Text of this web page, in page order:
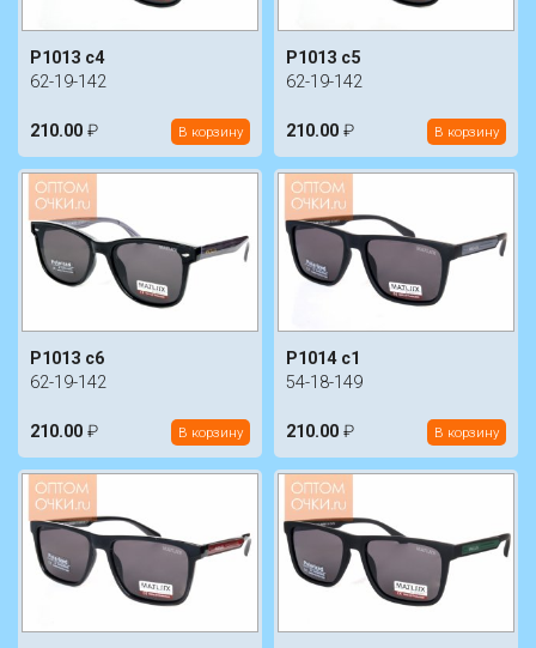
P1013 c4
62-19-142
210.00 ₽ В корзину
P1013 c5
62-19-142
210.00 ₽ В корзину
P1013 c6
62-19-142
210.00 ₽ В корзину
P1014 c1
54-18-149
210.00 ₽ В корзину